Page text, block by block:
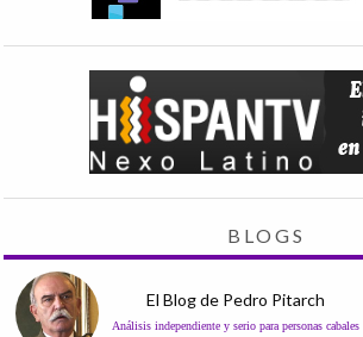
BLOGS
El Blog de Pedro Pitarch
Análisis independiente y serio para personas cabales